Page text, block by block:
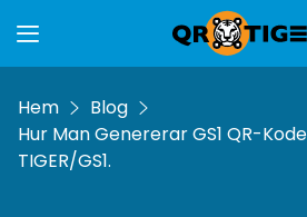
Hem
Blog
Hur Man Genererar GS1 QR-
TIGER/GS1.